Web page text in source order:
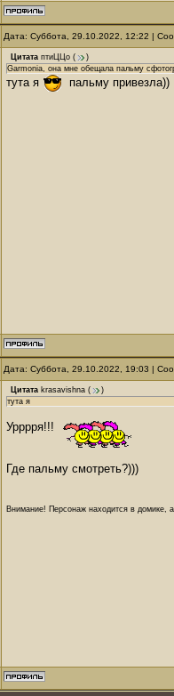
Дата: Суббота, 29.10.2022, 12:22 |
Цитата птиЦЦо (
)
Garmonia, она мне обещала пальму
тута я пальму привезла))
Дата: Суббота, 29.10.2022, 19:03 |
Цитата krasavishna (
)
тута я
Урррря!!!
Где пальму смотреть?)))
Внимание! Персонаж находится в домике,